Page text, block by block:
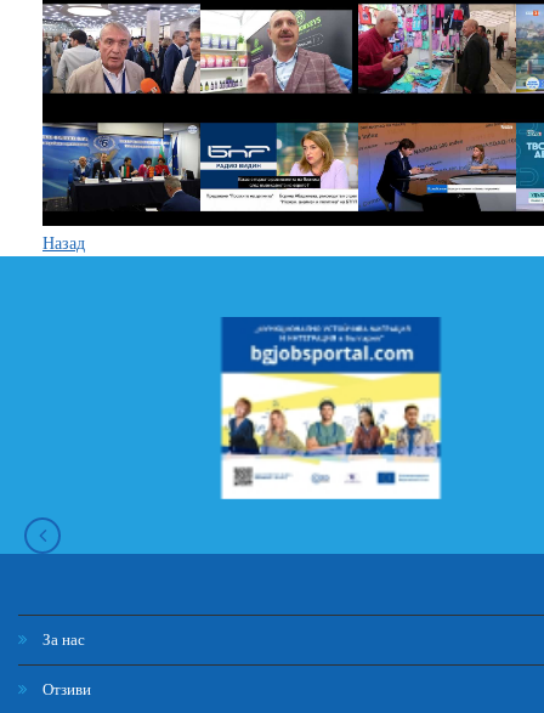
Назад
За нас
Отзиви